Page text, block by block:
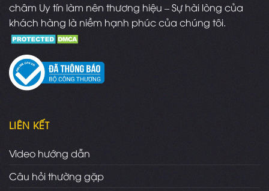
châm Uy tín làm nên thương hiệu – Sự hài lòng của
khách hàng là niềm hạnh phúc của chúng tôi.
LIÊN KẾT
Video hướng dẫn
Câu hỏi thường gặp